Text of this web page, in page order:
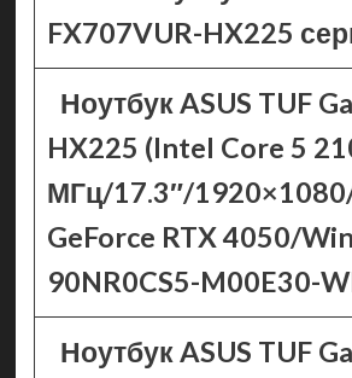
FX707VUR-HX225
Ноутбук ASUS TUF
HX225 (Intel Core 5
МГц/17.3″/
GeForce RTX 4050/
90NR0CS5-M00E30-
Ноутбук ASUS TUF